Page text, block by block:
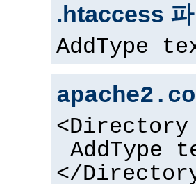
.htaccess
AddType
<Directory
AddType
</